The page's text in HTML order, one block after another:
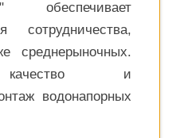
обеспечивает
сотрудничества,
среднерыночных.
качество и
водонапорных